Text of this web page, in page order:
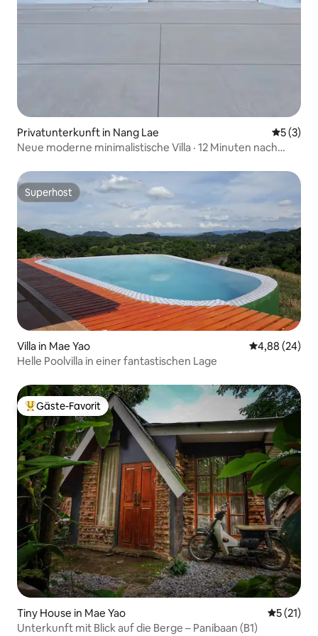
Privatunterkunft in Nang Lae
5 (3)
Neue moderne minimalistische Villa · 12 Minuten nach
Superhost
Superhost
Villa in Mae Yao
4,88 (24)
Helle Poolvilla in einer fantastischen Lage
Beliebter Gäste-Favorit.
Gäste-Favorit
Tiny House in Mae Yao
5 (21)
Unterkunft mit Blick auf die Berge – Panibaan (B1)